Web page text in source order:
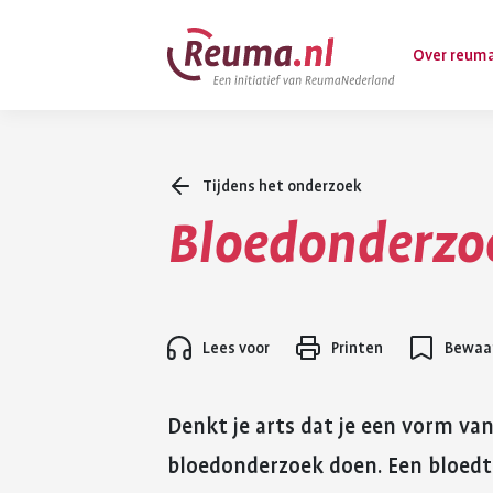
Over
Diagnose
Vormen van
Tijdens het onderzoek
Lees voor Printen
Denkt je arts dat je een vorm
bloedonderzoek doen. Een